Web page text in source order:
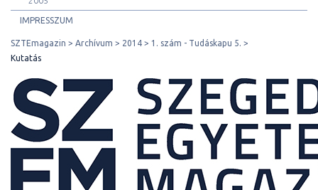
IMPRESSZUM
SZTEmagazin Archívum 2014
1. szám - Tudáskapu 5.
Kutatás